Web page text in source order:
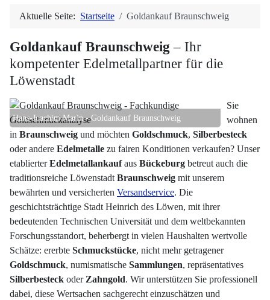
Aktuelle Seite: Startseite Goldankauf Braunschweig
Goldankauf Braunschweig – Ihr
kompetenter Edelmetallpartner für die
Löwenstadt
Hans-Joachim Marin - Goldankauf Braunschweig
Sie
wohnen
in Braunschweig und möchten Goldschmuck, Silberbesteck
oder andere Edelmetalle zu fairen Konditionen verkaufen? Unser
etablierterEdelmetallankaufaus Bückeburg betreut auch die
traditionsreiche Löwenstadt Braunschweig mit unserem
bewährten und versicherten Versandservice. Die
geschichtsträchtige Stadt Heinrich des Löwen, mit ihrer
bedeutenden Technischen Universität und dem weltbekannten
Forschungsstandort, beherbergt in vielen Haushalten wertvolle
Schätze: ererbte Schmuckstücke, nicht mehr getragener
Goldschmuck, numismatische Sammlungen, repräsentatives
Silberbesteck oder Zahngold. Wir unterstützen Sie professionell
dabei, diese Wertsachen sachgerecht einzuschätzen und